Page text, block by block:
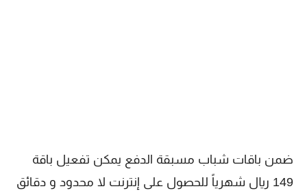
ضمن باقات شباب مسبقة الدفع يمكن تفعيل باقة
149 ريال شهرياً للحصول على إنترنت لا محدود و دقائق